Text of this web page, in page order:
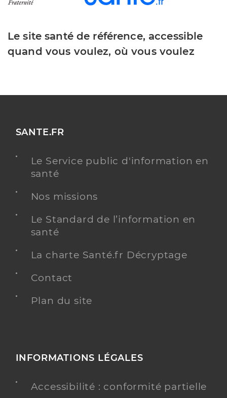
Le site santé de référence, accessible
quand vous voulez, où vous voulez
SANTE.FR
Le Service public d'information en
santé
Nos missions
Le Standard de l’information en
santé
La charte Santé.fr Décryptage
Contact
Plan du site
INFORMATIONS LÉGALES
Accessibilité : conformité partielle